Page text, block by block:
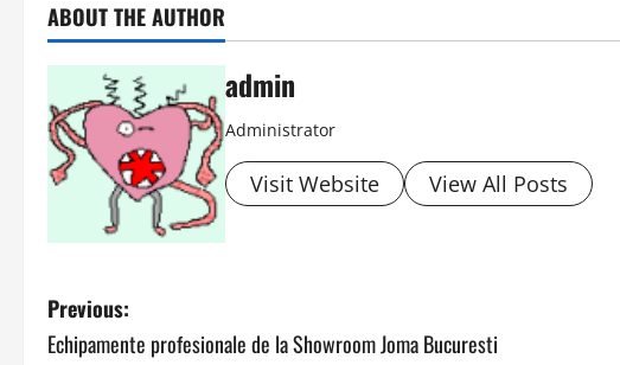
ABOUT THE AUTHOR
admin
Administrator
Visit Website View All Posts
P
Previous:
Echipamente profesionale de la Showroom Joma Bucuresti